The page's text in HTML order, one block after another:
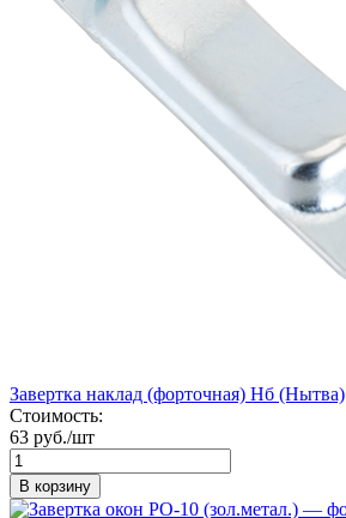
Завертка наклад (форточная) Нб (Нытва)
Стоимость:
63 руб./шт
В корзину